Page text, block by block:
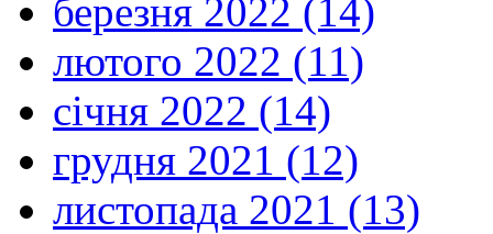
березня 2022 (14)
лютого 2022 (11)
січня 2022 (14)
грудня 2021 (12)
листопада 2021 (13)